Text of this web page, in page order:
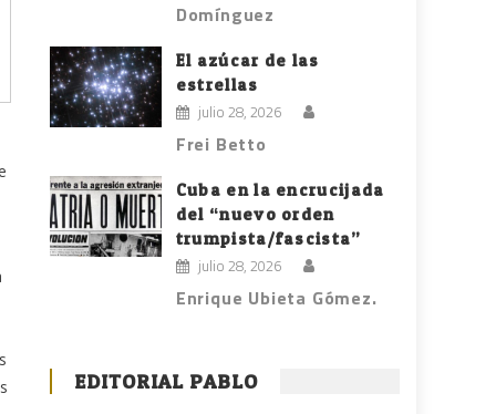
Domínguez
El azúcar de las
estrellas
julio 28, 2026
Frei Betto
Cuba en la encrucijada
del “nuevo orden
trumpista/fascista”
julio 28, 2026
Enrique Ubieta Gómez.
EDITORIAL PABLO